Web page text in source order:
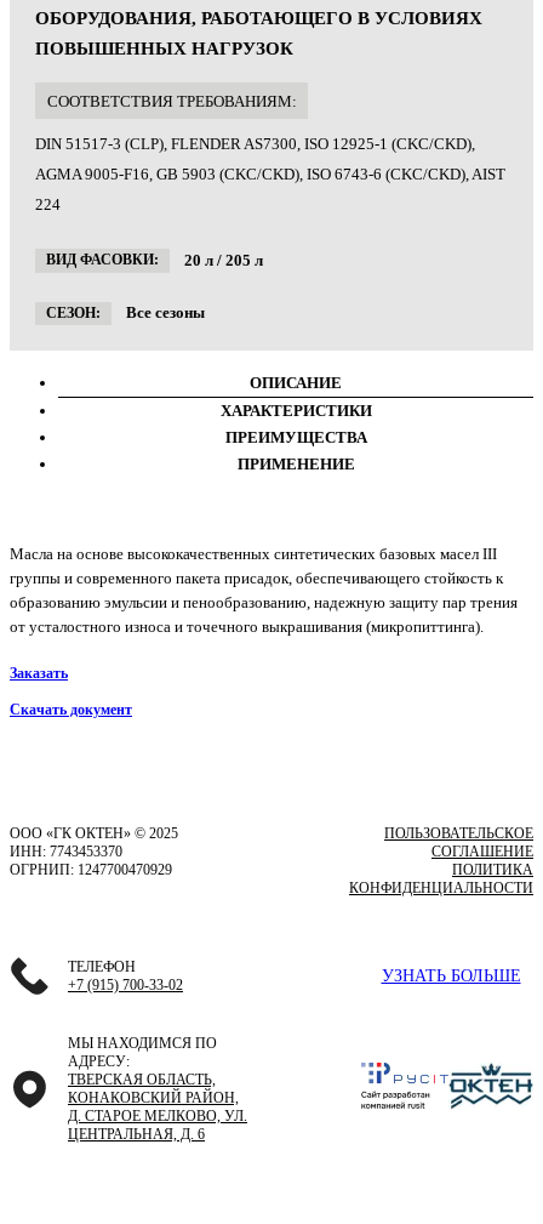
ОБОРУДОВАНИЯ, РАБОТАЮЩЕГО В УСЛОВИЯХ
ПОВЫШЕННЫХ НАГРУЗОК
CООТВЕТСТВИЯ ТРЕБОВАНИЯМ:
DIN 51517-3 (CLP), FLENDER AS7300, ISO 12925-1 (CKC/CKD),
AGMA 9005-F16, GB 5903 (CKC/CKD), ISO 6743-6 (CKC/CKD), AIST
224
ВИД ФАСОВКИ: 20 л / 205 л
СЕЗОН: Все сезоны
ОПИСАНИЕ
ХАРАКТЕРИСТИКИ
ПРЕИМУЩЕСТВА
ПРИМЕНЕНИЕ
Масла на основе высококачественных синтетических базовых масел III
группы и современного пакета присадок, обеспечивающего стойкость к
образованию эмульсии и пенообразованию, надежную защиту пар трения
от усталостного износа и точечного выкрашивания (микропиттинга).
Заказать
Скачать документ
ТЕЛЕФОН
+7 (915) 700-33-02
МЫ НАХОДИМСЯ ПО
АДРЕСУ:
ТВЕРСКАЯ ОБЛАСТЬ,
КОНАКОВСКИЙ РАЙОН,
Д. СТАРОЕ МЕЛКОВО, УЛ.
ЦЕНТРАЛЬНАЯ, Д. 6
ООО «ГК ОКТЕН» © 2025
ИНН: 7743453370
ОГРНИП: 1247700470929
ПОЛЬЗОВАТЕЛЬСКОЕ
СОГЛАШЕНИЕ
ПОЛИТИКА
КОНФИДЕНЦИАЛЬНОСТИ
УЗНАТЬ БОЛЬШЕ